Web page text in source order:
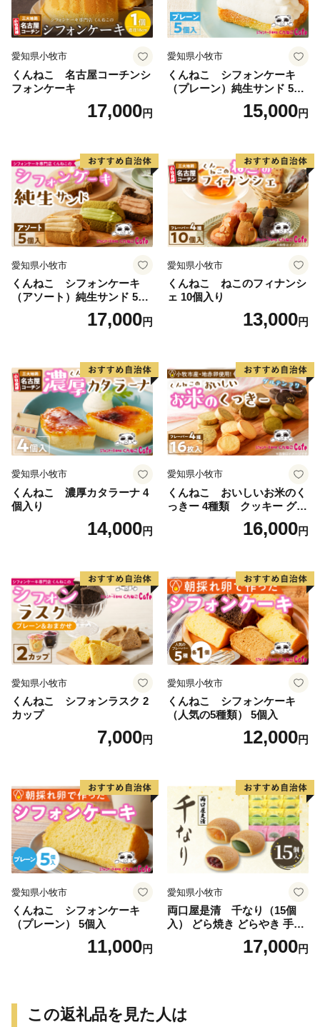
く「一味違う黒毛和牛」と賞されています。
全国の皆様へもっと「村上牛」を知っていただくために
「岩船米」
船産コシヒカリ」。
を育てます。甘さとつややかさは格別であり、新潟県の
３大コシヒカリのひとつであるブランド米です。2019
年産岩船産コシヒカリは、最上級の特Aの評価をされて
います。
「地酒」
美味しい米と綺麗な水で丁寧に造られた、「〆張鶴」や
「大洋盛」は、すっきりとした口当たりながら、深いコ
クを持つ淡麗旨口を極めた日本酒です。
北限の茶処と呼ばれる茶畑で、厳しい冬を超えて育てら
れた「村上茶」は、雪国ならではの豊潤で、まろやかな
風味が特徴です。
「村上木彫堆朱」
木地に彫刻を施し、漆を塗り重ねるという伝統的な漆器
です。立体的で重厚かつ繊細な面持ちが特徴であり、美
しい彫りと使いこなすごとに艶が増す光沢感が魅力で
す。
新潟県無形文化財・国の伝統的工芸品にも指定されてい
愛知県小牧市
くんねこ 名古屋コーチンシ
フォンケーキ
17,000円
愛知県小牧市
くんねこ シフォンケーキ
（プレーン）純生サンド 5個
15,000円
愛知県小牧市
くんねこ シフォンケーキ
（アソート）純生サンド 5個
17,000円
愛知県小牧市
くんねこ ねこのフィナンシ
ェ 10個入り
13,000円
愛知県小牧市
くんねこ 濃厚カタラーナ 4
個入り
14,000円
愛知県小牧市
くんねこ おいしいお米のく
っきー 4種類 クッキー グル
16,000円
愛知県小牧市
くんねこ シフォンラスク 2
カップ
7,000円
愛知県小牧市
くんねこ シフォンケーキ
（人気の5種類） 5個入
12,000円
愛知県小牧市
くんねこ シフォンケーキ
（プレーン） 5個入
11,000円
愛知県小牧市
両口屋是清 千なり（15個
入） どら焼き どらやき 手土
産 お土産 土産 丹波大納言小
豆 抹茶 林檎 りんご 慶事 お
17,000円
この返礼品を見た人は